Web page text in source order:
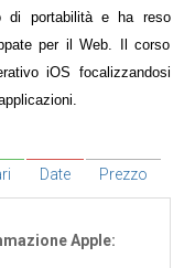
di portabilità e ha reso
per il Web. Il corso
iOS focalizzandosi
Date Prezzo
Apple: